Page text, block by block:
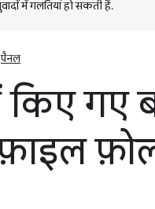
में गलतियां हो सकती हैं.
पैनल
किए गए